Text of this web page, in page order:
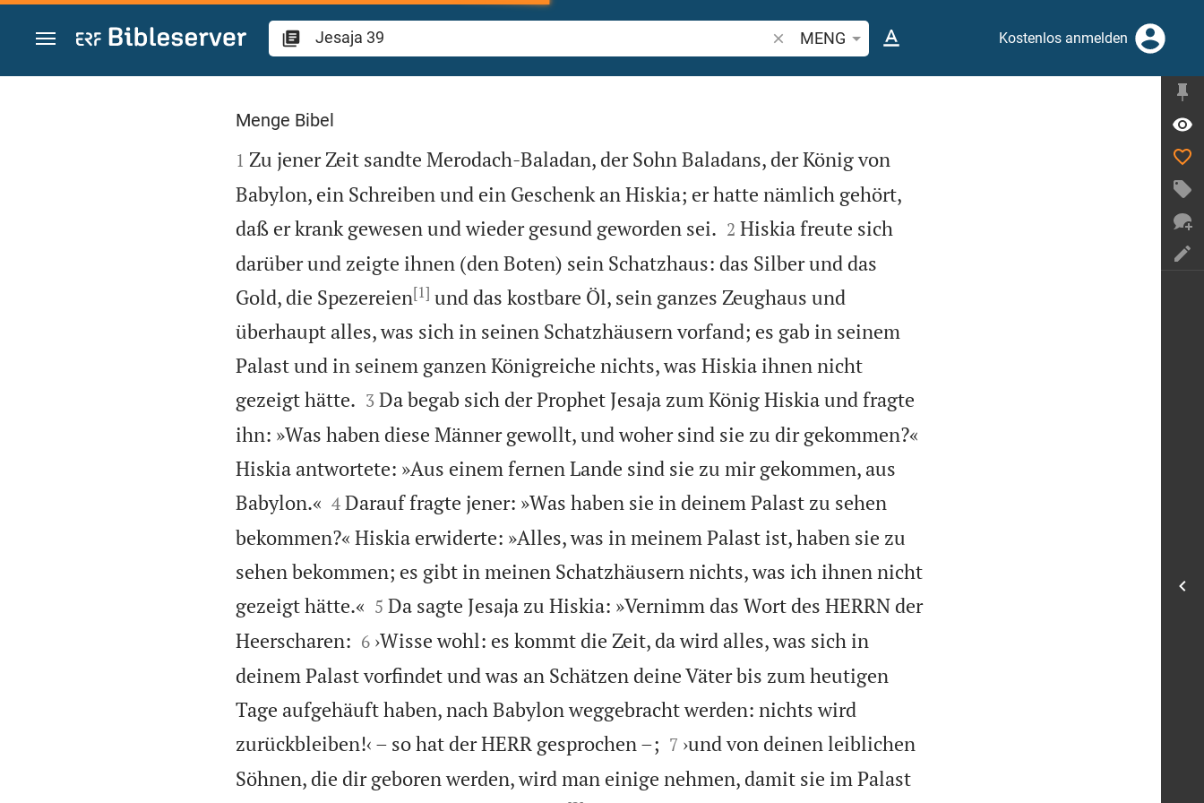
Zum Inhalt springen
Bibelstelle oder Begriff suchen
MENG Kostenlos anmelden
Jesaja 39
Menge Bibel

1 Zu jener Zeit sandte Merodach-Baladan, der Sohn Baladans, der König von
Babylon, ein Schreiben und ein Geschenk an Hiskia; er hatte nämlich gehört,
daß er krank gewesen und wieder gesund geworden sei.
2 Hiskia freute sich
darüber und zeigte ihnen (den Boten) sein Schatzhaus: das Silber und das
Gold, die Spezereien[1] und das kostbare Öl, sein ganzes Zeughaus und
überhaupt alles, was sich in seinen Schatzhäusern vorfand; es gab in seinem
Palast und in seinem ganzen Königreiche nichts, was Hiskia ihnen nicht
gezeigt hätte.
3 Da begab sich der Prophet Jesaja zum König Hiskia und fragte
ihn: »Was haben diese Männer gewollt, und woher sind sie zu dir gekommen?«
Hiskia antwortete: »Aus einem fernen Lande sind sie zu mir gekommen, aus
Babylon.«
4 Darauf fragte jener: »Was haben sie in deinem Palast zu sehen
bekommen?« Hiskia erwiderte: »Alles, was in meinem Palast ist, haben sie zu
sehen bekommen; es gibt in meinen Schatzhäusern nichts, was ich ihnen nicht
gezeigt hätte.«
5 Da sagte Jesaja zu Hiskia: »Vernimm das Wort des HERRN der
Heerscharen:
6 ›Wisse wohl: es kommt die Zeit, da wird alles, was sich in
deinem Palast vorfindet und was an Schätzen deine Väter bis zum heutigen
Tage aufgehäuft haben, nach Babylon weggebracht werden: nichts wird
zurückbleiben!‹ – so hat der HERR gesprochen –;
7 ›und von deinen leiblichen
Söhnen, die dir geboren werden, wird man einige nehmen, damit sie im Palast